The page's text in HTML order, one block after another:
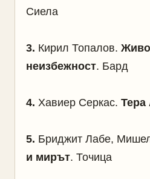
Сиела
3. Кирил Топалов.
неизбежност. Бард
4. Хавиер Серкас. Тера
5. Бриджит Лабе,
и мирът. Точица